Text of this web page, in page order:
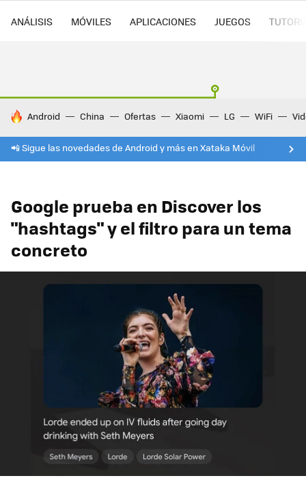
ANÁLISIS MÓVILES APLICACIONES JUEGOS
HOY SE HABLA DE
Android China Ofertas Xiaomi LG WiFi
📲 Sigue las novedades de Android y más en Xataka Móvil
Google prueba en Discover los
"hashtags" y el filtro para un tema
concreto